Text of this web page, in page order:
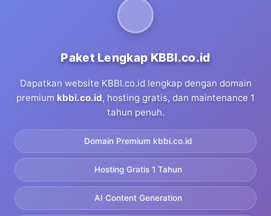
Paket Lengkap KBBI.co.id
Dapatkan website KBBI.co.id lengkap dengan domain
premium kbbi.co.id, hosting gratis, dan maintenance 1
tahun penuh.
Domain Premium kbbi.co.id
Hosting Gratis 1 Tahun
AI Content Generation